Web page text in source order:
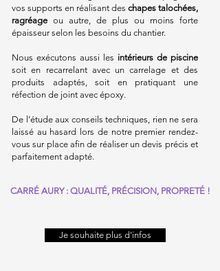
vos supports en réalisant des chapes talochées,
ragréage ou autre, de plus ou moins forte
épaisseur selon les besoins du chantier.
Nous exécutons aussi les intérieurs de piscine
soit en recarrelant avec un carrelage et des
produits adaptés, soit en pratiquant une
réfection de joint avec époxy.
De l’étude aux conseils techniques, rien ne sera
laissé au hasard lors de notre premier rendez-
vous sur place afin de réaliser un devis précis et
parfaitement adapté.
CARRÉ AURY : QUALITÉ, PRÉCISION, PROPRETÉ !
Je souhaite plus d'infos